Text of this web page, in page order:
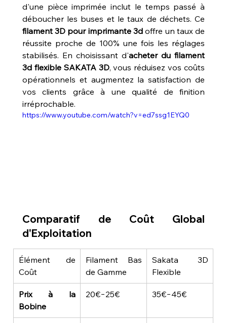
d'une pièce imprimée inclut le temps passé à
filament 3D pour imprimante 3d offre un taux de
réussite proche de 100% une fois les réglages
stabilisés. En choisissant d'acheter du filament
3d flexible SAKATA 3D, vous réduisez vos coûts
opérationnels et augmentez la satisfaction de
vos clients grâce à une qualité de finition
irréprochable.
https://www.youtube.com/watch?v=ed7ssg1EYQ0
Comparatif de Coût Global
d'Exploitation
Élément de
Coût
Filament Bas
de Gamme
Sakata 3D
Flexible
Prix à la
Bobine
20€−25€ 35€−45€